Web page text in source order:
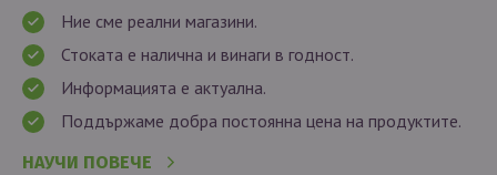
Ние сме реални магазини.
Стоката е налична и винаги в годност.
Информацията е актуална.
Поддържаме добра постоянна цена на продуктите.
НАУЧИ ПОВЕЧЕ